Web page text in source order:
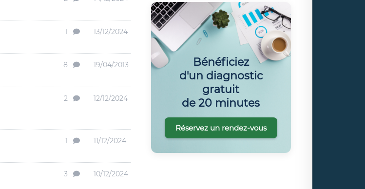
1 13/12/2024
8 19/04/2013
2 12/12/2024
1 11/12/2024
3 10/12/2024
Bénéficiez
d'un diagnostic
gratuit
de 20 minutes
Réservez un rendez-vous